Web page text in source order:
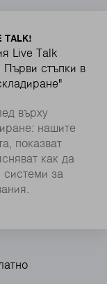
Live Talk
Първи стъпки в
върху
нашите
показват
как да
системи за